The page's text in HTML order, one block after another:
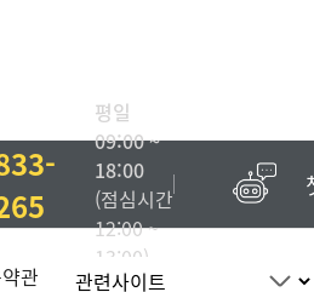
평일
09:00 ~
18:00
(점심시간
12:00 ~
13:00)
관